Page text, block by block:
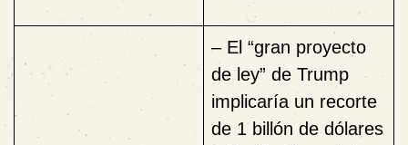
– El “gran proyecto
de ley” de Trump
implicaría un recorte
de 1 billón de dólares